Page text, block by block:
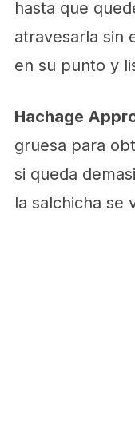
hasta que
atravesarla sin
en su punto y
Hachage
gruesa para
si queda
la salchicha se